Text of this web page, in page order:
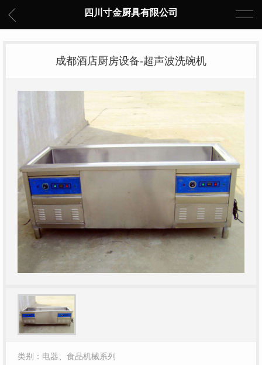
四川寸金厨具有限公司
成都酒店厨房设备-超声波洗碗机
类别：电器、食品机械系列